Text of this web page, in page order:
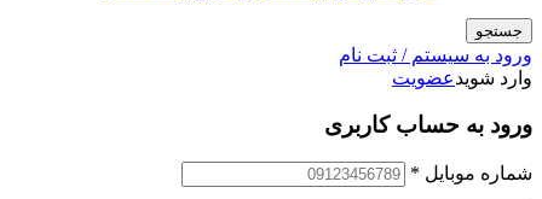
جستجو
ورود به سیستم / ثبت نام
وارد شویدعضویت
ورود به حساب کاربری
شماره موبایل *